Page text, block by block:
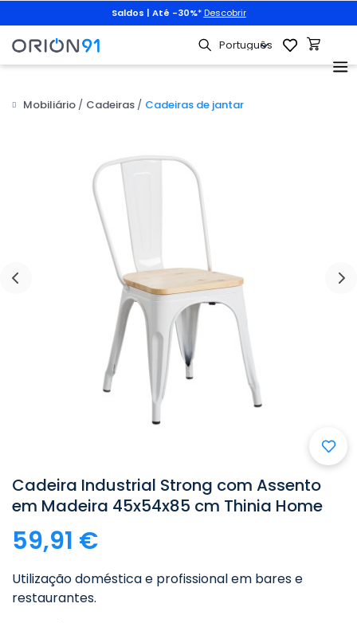
Saldos | Até -30%* Descobrir
Mobiliário Cadeiras Cadeiras de jantar
Cadeira Industrial Strong com Assento
em Madeira 45x54x85 cm Thinia Home
59,91 €
Utilização doméstica e profissional em bares e
restaurantes.